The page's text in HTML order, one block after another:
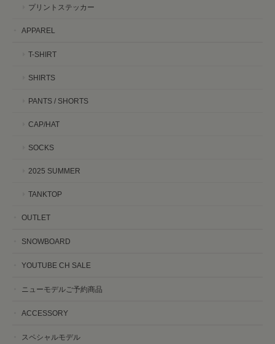
プリントステッカー
APPAREL
T-SHIRT
SHIRTS
PANTS / SHORTS
CAP/HAT
SOCKS
2025 SUMMER
TANKTOP
OUTLET
SNOWBOARD
YOUTUBE CH SALE
ニューモデルご予約商品
ACCESSORY
スペシャルモデル